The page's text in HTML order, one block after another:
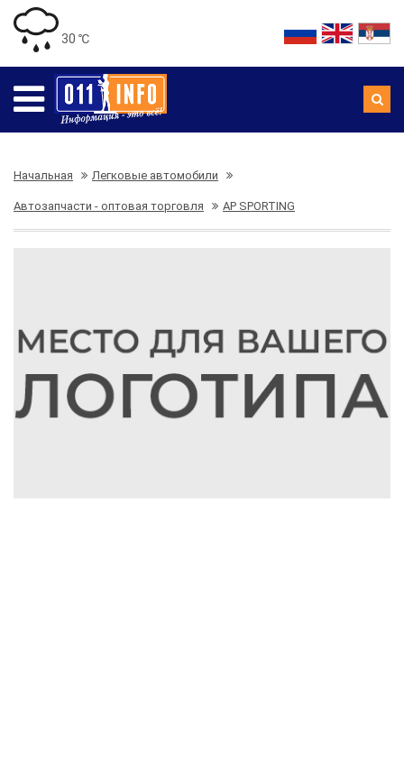
30 ℃
Начальная Легковые автомобили
Автозапчасти - оптовая торговля AP SPORTING